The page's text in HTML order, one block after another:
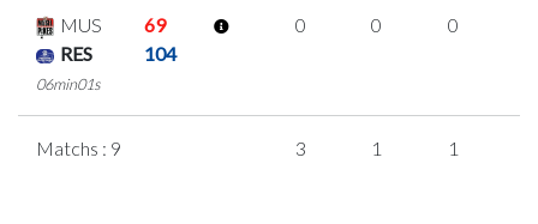
MUS
69
RES
104
06min01s
0 0 0
Matchs : 9 3 1 1